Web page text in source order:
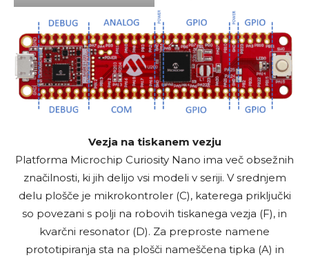
Vezja na tiskanem vezju
Platforma Microchip Curiosity Nano ima več obsežnih
značilnosti, ki jih delijo vsi modeli v seriji. V srednjem
delu plošče je mikrokontroler (C), katerega priključki
so povezani s polji na robovih tiskanega vezja (F), in
kvarčni resonator (D). Za preproste namene
prototipiranja sta na plošči nameščena tipka (A) in